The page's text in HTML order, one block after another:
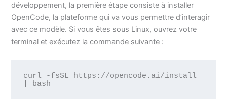
développement, la première étape consiste à installer
OpenCode, la plateforme qui va vous permettre d’interagir
avec ce modèle. Si vous êtes sous Linux, ouvrez votre
terminal et exécutez la commande suivante :
curl -fsSL https://opencode.ai/install
| bash